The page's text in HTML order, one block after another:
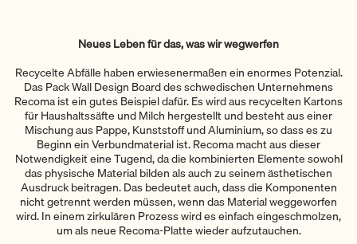
Neues Leben für das, was wir wegwerfen
Recycelte Abfälle haben erwiesenermaßen ein enormes Potenzial.
Das Pack Wall Design Board des schwedischen Unternehmens
Recoma ist ein gutes Beispiel dafür. Es wird aus recycelten Kartons
für Haushaltssäfte und Milch hergestellt und besteht aus einer
Mischung aus Pappe, Kunststoff und Aluminium, so dass es zu
Beginn ein Verbundmaterial ist. Recoma macht aus dieser
Notwendigkeit eine Tugend, da die kombinierten Elemente sowohl
das physische Material bilden als auch zu seinem ästhetischen
Ausdruck beitragen. Das bedeutet auch, dass die Komponenten
nicht getrennt werden müssen, wenn das Material weggeworfen
wird. In einem zirkulären Prozess wird es einfach eingeschmolzen,
um als neue Recoma-Platte wieder aufzutauchen.